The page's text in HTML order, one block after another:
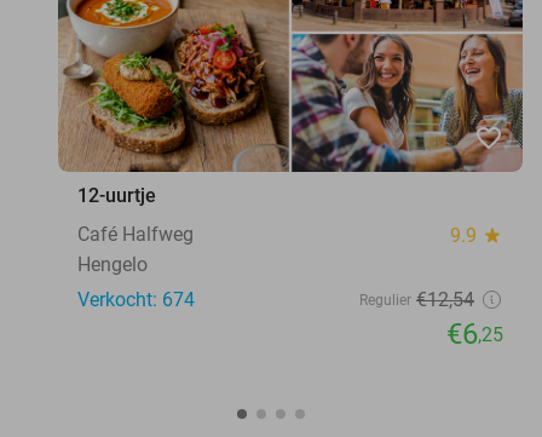
favorite_border
12-uurtje
Café Halfweg
9.9 star
Hengelo
Verkocht: 674
Regulier €12,54
€6,25